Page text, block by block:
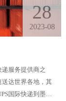
28
2023-08
服务提供商之
送达世界各地，其
国际快递到墨西